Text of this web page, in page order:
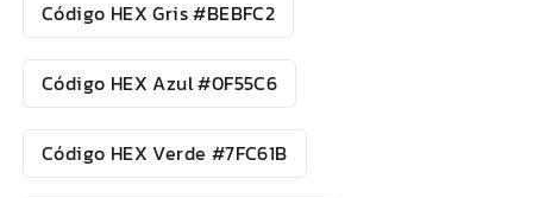
Código HEX Gris #BEBFC2
Código HEX Azul #0F55C6
Código HEX Verde #7FC61B